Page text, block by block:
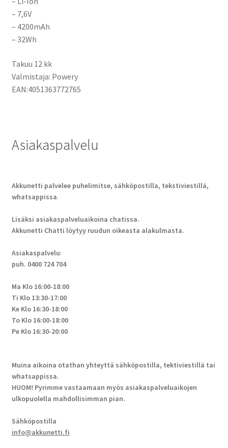
– 7,6V
– 4200mAh
– 32Wh
Takuu 12 kk
Valmistaja: Powery
EAN:4051363772765
Asiakaspalvelu
Akkunetti palvelee puhelimitse, sähköpostilla, tekstiviestillä,
whatsappissa.
Lisäksi asiakaspalveluaikoina chatissa.
Akkunetti Chatti löytyy ruudun oikeasta alakulmasta.
Asiakaspalvelu:
puh. 0400 724 704
Ma Klo 16:00-18:00
Ti Klo 13:30-17:00
Ke Klo 16:30-18:00
To Klo 16:00-18:00
Pe Klo 16:30-20:00
Muina aikoina otathan yhteyttä sähköpostilla, tektiviestillä tai
whatsappissa.
HUOM! Pyrimme vastaamaan myös asiakaspalveluaikojen
ulkopuolella mahdollisimman pian.
Sähköpostilla
info@akkunetti.fi